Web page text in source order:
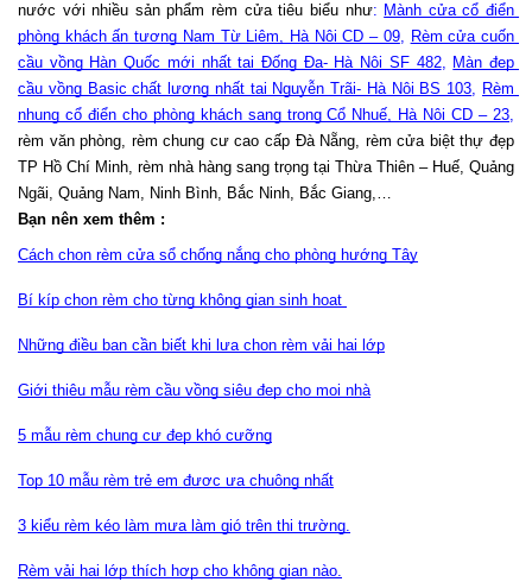
nước với nhiều sản phẩm rèm cửa tiêu biểu như: Mành cửa cổ điển
phòng khách ấn tượng Nam Từ Liêm, Hà Nội CD – 09, Rèm cửa cuốn
cầu vồng Hàn Quốc mới nhất tại Đống Đa- Hà Nội SF 482, Màn đẹp
cầu vồng Basic chất lượng nhất tại Nguyễn Trãi- Hà Nội BS 103, Rèm
nhung cổ điển cho phòng khách sang trọng Cổ Nhuế, Hà Nội CD – 23,
rèm văn phòng, rèm chung cư cao cấp Đà Nẵng, rèm cửa biệt thự đẹp
TP Hồ Chí Minh, rèm nhà hàng sang trọng tại Thừa Thiên – Huế, Quảng
Ngãi, Quảng Nam, Ninh Bình, Bắc Ninh, Bắc Giang,…
Bạn nên xem thêm :
Cách chọn rèm cửa sổ chống nắng cho phòng hướng Tây
Bí kíp chọn rèm cho từng không gian sinh hoạt
Những điều bạn cần biết khi lựa chọn rèm vải hai lớp
Giới thiệu mẫu rèm cầu vồng siêu đẹp cho mọi nhà
5 mẫu rèm chung cư đẹp khó cưỡng
Top 10 mẫu rèm trẻ em được ưa chuộng nhất
3 kiểu rèm kéo làm mưa làm gió trên thị trường.
Rèm vải hai lớp thích hợp cho không gian nào.